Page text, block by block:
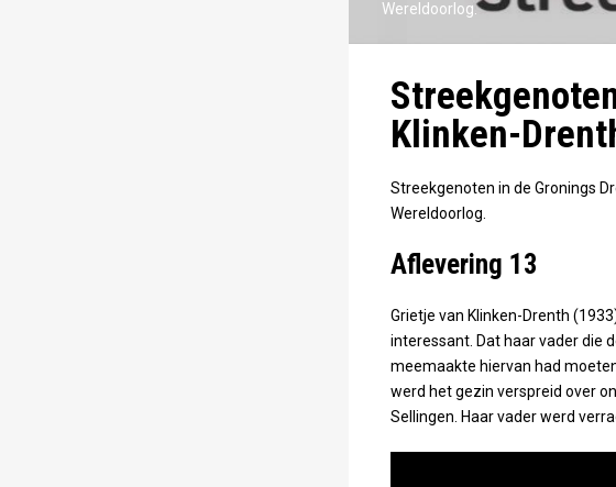
Wereldoorlog.
Klinken-
Streekgenoten in de Gronings
Wereldoorlog.
Aflevering 13
Grietje van Klinken-Drenth
interessant. Dat haar vader die
meemaakte hiervan had
werd het gezin verspreid over
Sellingen. Haar vader werd